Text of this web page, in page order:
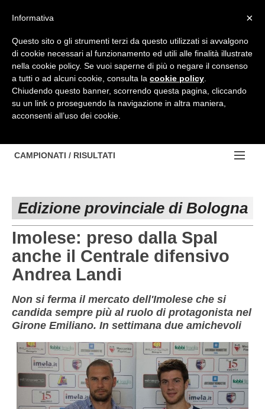
Accedi / Registrati
Contattaci
PROVINCE
BOLOGNA
MODENA
PARMA
PIACENZA
REGGIO EMILIA
Carica la tua Rosa
NOTIZIE:
SERIE D
ECCELLENZA
PROMOZIONE
SECONDA
JUNIORES
CAMPIONATI / RISULTATI
NAZIONALI
REGIONALI
Edizione provinciale di Bologna
Imolese: preso dalla Spal
anche il Centrale difensivo
Andrea Landi
Non si ferma il mercato dell'Imolese che si
candida sempre più al ruolo di protagonista nel
Girone Emiliano. In settimana due amichevoli
×
Informativa
Questo sito o gli strumenti terzi da questo utilizzati si avvalgono
di cookie necessari al funzionamento ed utili alle finalità illustrate
nella cookie policy. Se vuoi saperne di più o negare il consenso
a tutti o ad alcuni cookie, consulta la cookie policy
Chiudendo questo banner, scorrendo questa pagina, cliccando
su un link o proseguendo la navigazione in altra maniera,
acconsenti all’uso dei cookie.